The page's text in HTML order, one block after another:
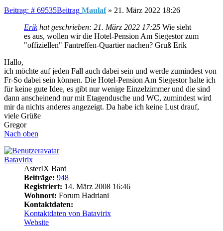
Beitrag: # 69535Beitrag Maulaf» 21. März 2022 18:26
Erikhat geschrieben: 21. März 2022 17:25 Wie sieht
es aus, wollen wir die Hotel-Pension Am Siegestor zum
"offiziellen" Fantreffen-Quartier nachen? Gruß Erik
Hallo,
ich möchte auf jeden Fall auch dabei sein und werde zumindest von
Fr-So dabei sein können. Die Hotel-Pension Am Siegestor halte ich
für keine gute Idee, es gibt nur wenige Einzelzimmer und die sind
dann anscheinend nur mit Etagendusche und WC, zumindest wird
mir da nichts anderes angezeigt. Da habe ich keine Lust drauf,
viele Grüße
Gregor
Nach oben
Batavirix
AsterIX Bard
Beiträge: 948
Registriert: 14. März 2008 16:46
Wohnort: Forum Hadriani
Kontaktdaten:
Kontaktdaten von Batavirix
Website